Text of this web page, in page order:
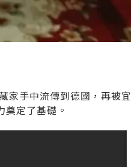
手中流傳到德國，再被
定了基礎。